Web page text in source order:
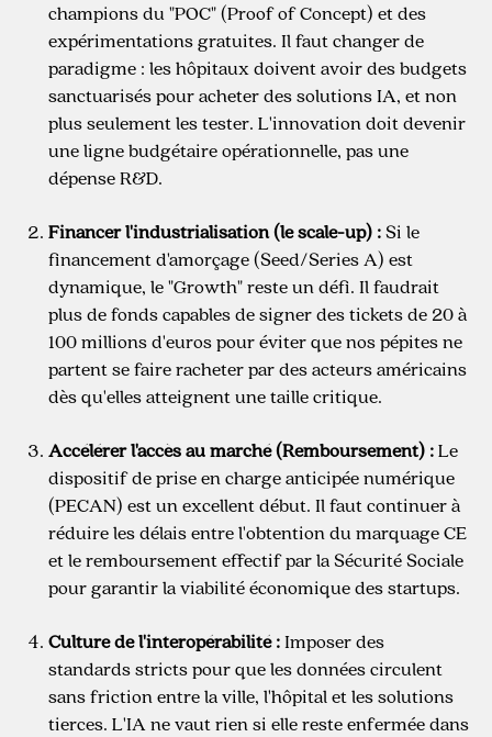
champions du "POC" (Proof of Concept) et des
expérimentations gratuites. Il faut changer de
paradigme : les hôpitaux doivent avoir des budgets
sanctuarisés pour acheter des solutions IA, et non
plus seulement les tester. L'innovation doit devenir
une ligne budgétaire opérationnelle, pas une
dépense R&D.
Financer l'industrialisation (le scale-up) :Si le
financement d'amorçage (Seed/Series A) est
dynamique, le "Growth" reste un défi. Il faudrait
plus de fonds capables de signer des tickets de 20 à
100 millions d'euros pour éviter que nos pépites ne
partent se faire racheter par des acteurs américains
dès qu'elles atteignent une taille critique.
Accélérer l'accès au marché (Remboursement) :Le
dispositif de prise en charge anticipée numérique
(PECAN) est un excellent début. Il faut continuer à
réduire les délais entre l'obtention du marquage CE
et le remboursement effectif par la Sécurité Sociale
pour garantir la viabilité économique des startups.
Culture de l'interopérabilité :Imposer des
standards stricts pour que les données circulent
sans friction entre la ville, l'hôpital et les solutions
tierces. L'IA ne vaut rien si elle reste enfermée dans